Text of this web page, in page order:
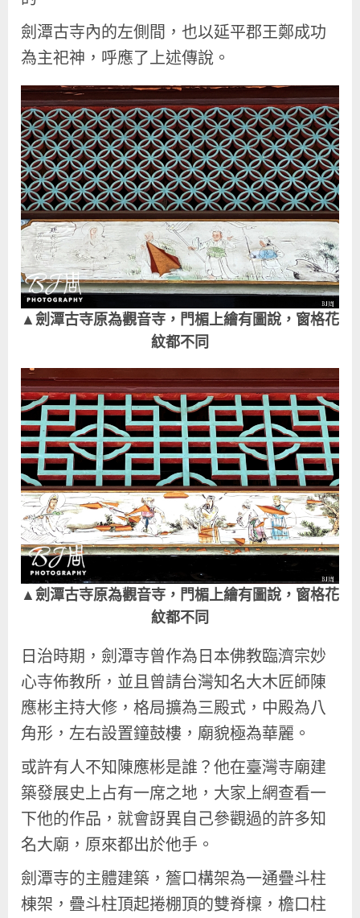
劍潭古寺內的左側間，也以延平郡王鄭成功
為主祀神，呼應了上述傳說。
▲劍潭古寺原為觀音寺，門楣上繪有圖說，窗格花
紋都不同
▲劍潭古寺原為觀音寺，門楣上繪有圖說，窗格花
紋都不同
日治時期，劍潭寺曾作為日本佛教臨濟宗妙
心寺佈教所，並且曾請台灣知名大木匠師陳
應彬主持大修，格局擴為三殿式，中殿為八
角形，左右設置鐘鼓樓，廟貌極為華麗。
或許有人不知陳應彬是誰？他在臺灣寺廟建
築發展史上占有一席之地，大家上網查看一
下他的作品，就會訝異自己參觀過的許多知
名大廟，原來都出於他手。
劍潭寺的主體建築，簷口構架為一通疊斗柱
棟架，疊斗柱頂起捲棚頂的雙脊檁，檐口柱